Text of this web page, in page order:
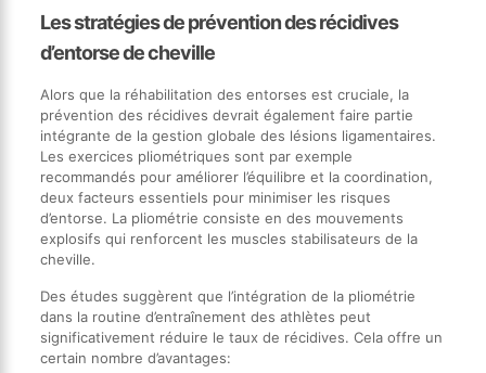
Les stratégies de prévention des récidives
d’entorse de cheville
Alors que la réhabilitation des entorses est cruciale, la
prévention des récidives devrait également faire partie
intégrante de la gestion globale des lésions ligamentaires.
Les exercices pliométriques sont par exemple
recommandés pour améliorer l’équilibre et la coordination,
deux facteurs essentiels pour minimiser les risques
d’entorse. La pliométrie consiste en des mouvements
explosifs qui renforcent les muscles stabilisateurs de la
cheville.
Des études suggèrent que l’intégration de la pliométrie
dans la routine d’entraînement des athlètes peut
significativement réduire le taux de récidives. Cela offre un
certain nombre d’avantages: